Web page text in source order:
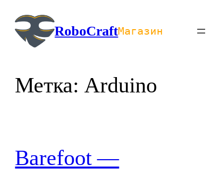
содержимомуRoboCraftМагазин
Метка:Arduino
Barefoot —